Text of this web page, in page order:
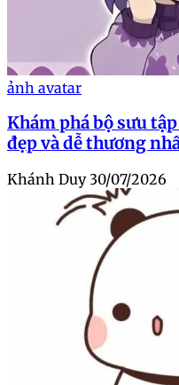
ảnh avatar
Khám phá bộ sưu
đẹp và dễ thương
Khánh Duy 30/07/2026